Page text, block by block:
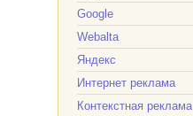
Google
Webalta
Яндекс
Интернет реклама
Контекстная реклама